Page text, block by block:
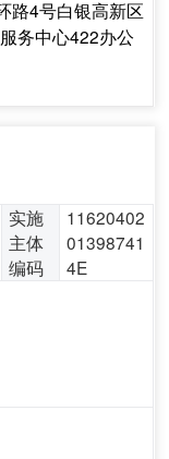
路4号白银高新区
务中心422办公
实施
主体
编码
11620402
01398741
4E